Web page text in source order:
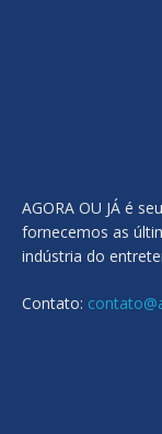
AGORA OU JÁ é
fornecemos as
indústria do
Contato: